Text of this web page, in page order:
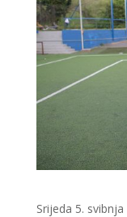
Srijeda 5.